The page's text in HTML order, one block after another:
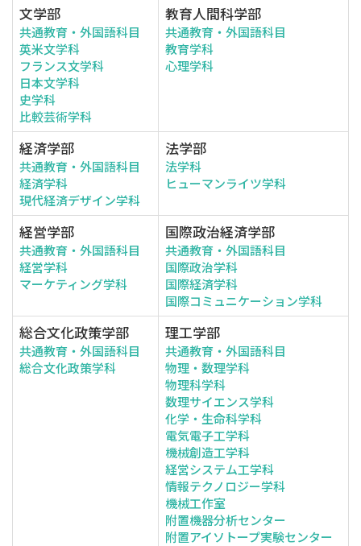
文学部
共通教育・外国語科目
英米文学科
フランス文学科
日本文学科
史学科
比較芸術学科
教育人間科学部
共通教育・外国語科目
教育学科
心理学科
経済学部
共通教育・外国語科目
経済学科
現代経済デザイン学科
法学部
法学科
ヒューマンライツ学科
経営学部
共通教育・外国語科目
経営学科
マーケティング学科
国際政治経済学部
共通教育・外国語科目
国際政治学科
国際経済学科
国際コミュニケーション学科
総合文化政策学部
共通教育・外国語科目
総合文化政策学科
理工学部
共通教育・外国語科目
物理・数理学科
物理科学科
数理サイエンス学科
化学・生命科学科
電気電子工学科
機械創造工学科
経営システム工学科
情報テクノロジー学科
機械工作室
附置機器分析センター
附置アイソトープ実験センター